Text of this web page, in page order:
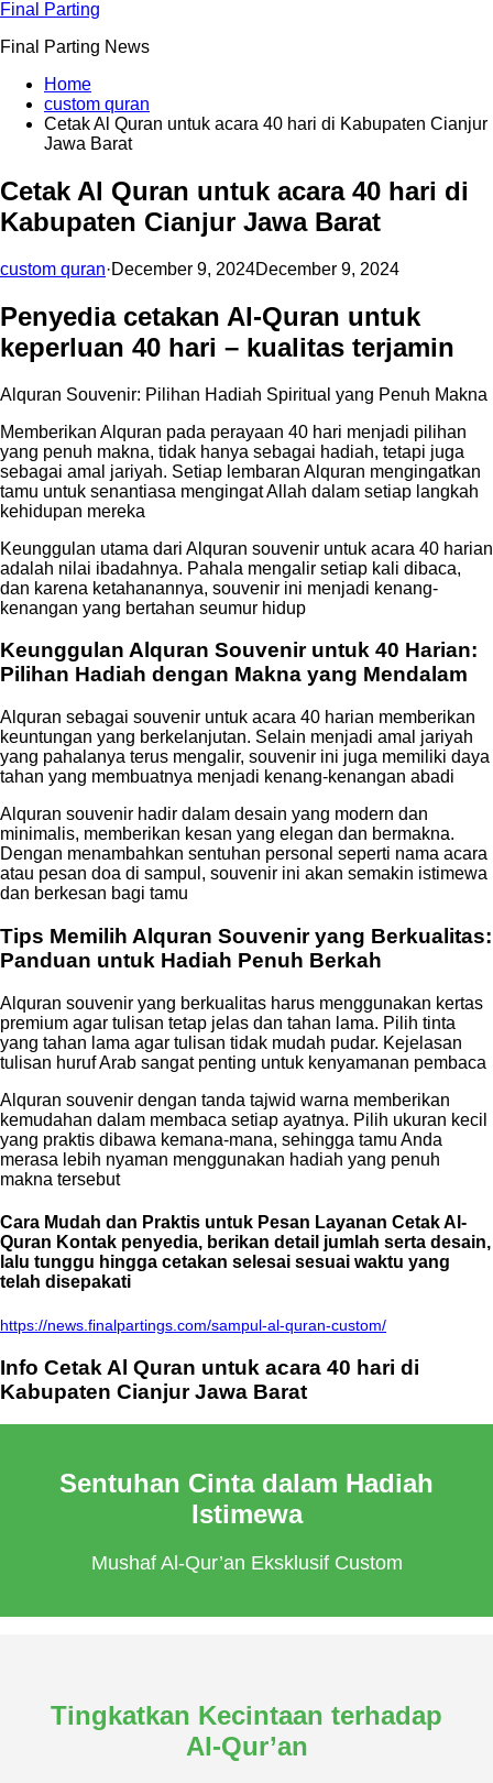
Skip
content
Final Parting
Final Parting News
Home
custom quran
Cetak Al Quran untuk acara 40 hari di Kabupaten Cianjur
Jawa Barat
Cetak Al Quran untuk acara 40 hari di
Kabupaten Cianjur Jawa Barat
custom quran·December 9, 2024December 9, 2024
Penyedia cetakan Al-Quran untuk
keperluan 40 hari – kualitas terjamin
Alquran Souvenir: Pilihan Hadiah Spiritual yang Penuh Makna
Memberikan Alquran pada perayaan 40 hari menjadi pilihan
yang penuh makna, tidak hanya sebagai hadiah, tetapi juga
sebagai amal jariyah. Setiap lembaran Alquran mengingatkan
tamu untuk senantiasa mengingat Allah dalam setiap langkah
kehidupan mereka
Keunggulan utama dari Alquran souvenir untuk acara 40 harian
adalah nilai ibadahnya. Pahala mengalir setiap kali dibaca,
dan karena ketahanannya, souvenir ini menjadi kenang-
kenangan yang bertahan seumur hidup
Keunggulan Alquran Souvenir untuk 40 Harian:
Pilihan Hadiah dengan Makna yang Mendalam
Alquran sebagai souvenir untuk acara 40 harian memberikan
keuntungan yang berkelanjutan. Selain menjadi amal jariyah
yang pahalanya terus mengalir, souvenir ini juga memiliki daya
tahan yang membuatnya menjadi kenang-kenangan abadi
Alquran souvenir hadir dalam desain yang modern dan
minimalis, memberikan kesan yang elegan dan bermakna.
Dengan menambahkan sentuhan personal seperti nama acara
atau pesan doa di sampul, souvenir ini akan semakin istimewa
dan berkesan bagi tamu
Tips Memilih Alquran Souvenir yang Berkualitas:
Panduan untuk Hadiah Penuh Berkah
Alquran souvenir yang berkualitas harus menggunakan kertas
premium agar tulisan tetap jelas dan tahan lama. Pilih tinta
yang tahan lama agar tulisan tidak mudah pudar. Kejelasan
tulisan huruf Arab sangat penting untuk kenyamanan pembaca
Alquran souvenir dengan tanda tajwid warna memberikan
kemudahan dalam membaca setiap ayatnya. Pilih ukuran kecil
yang praktis dibawa kemana-mana, sehingga tamu Anda
merasa lebih nyaman menggunakan hadiah yang penuh
makna tersebut
Cara Mudah dan Praktis untuk Pesan Layanan Cetak Al-
Quran Kontak penyedia, berikan detail jumlah serta desain,
lalu tunggu hingga cetakan selesai sesuai waktu yang
telah disepakati
https://news.finalpartings.com/sampul-al-quran-custom/
Info Cetak Al Quran untuk acara 40 hari di
Kabupaten Cianjur Jawa Barat
Sentuhan Cinta dalam Hadiah
Istimewa
Mushaf Al-Qur’an Eksklusif Custom
Tingkatkan Kecintaan terhadap
Al-Qur’an